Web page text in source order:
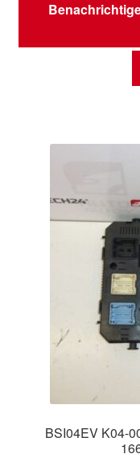
BSI04EV K04-